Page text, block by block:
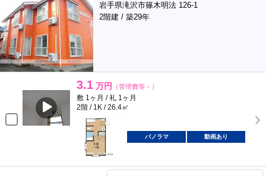
岩手県滝沢市篠木明法 126-1
2階建 / 築29年
3.1 万円 （管理費等－）
敷 1ヶ月 / 礼 1ヶ月
2階 / 1K / 26.4㎡
パノラマ 動画あり